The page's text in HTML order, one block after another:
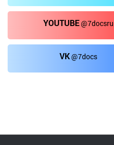
YOUTUBE@7docsru
VK@7docs